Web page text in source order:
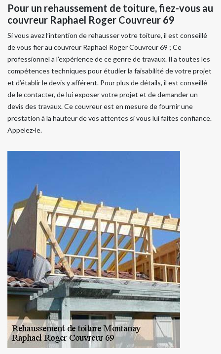
Pour un rehaussement de toiture, fiez-vous au
couvreur Raphael Roger Couvreur 69
Si vous avez l’intention de rehausser votre toiture, il est conseillé
de vous fier au couvreur Raphael Roger Couvreur 69 ; Ce
professionnel a l’expérience de ce genre de travaux. Il a toutes les
compétences techniques pour étudier la faisabilité de votre projet
et d’établir le devis y afférent. Pour plus de détails, il est conseillé
de le contacter, de lui exposer votre projet et de demander un
devis des travaux. Ce couvreur est en mesure de fournir une
prestation à la hauteur de vos attentes si vous lui faites confiance.
Appelez-le.